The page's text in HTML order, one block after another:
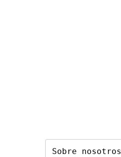
Sobre nosotros